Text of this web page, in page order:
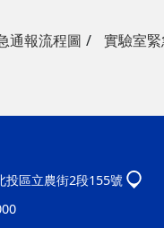
通報流程圖 實驗室
投區立農街2段155號